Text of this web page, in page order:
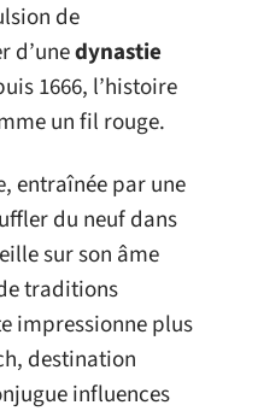
de
d’unedynastie
1666, l’histoire
un fil rouge.
entraînée par une
du neuf dans
sur son âme
traditions
impressionne plus
destination
influences